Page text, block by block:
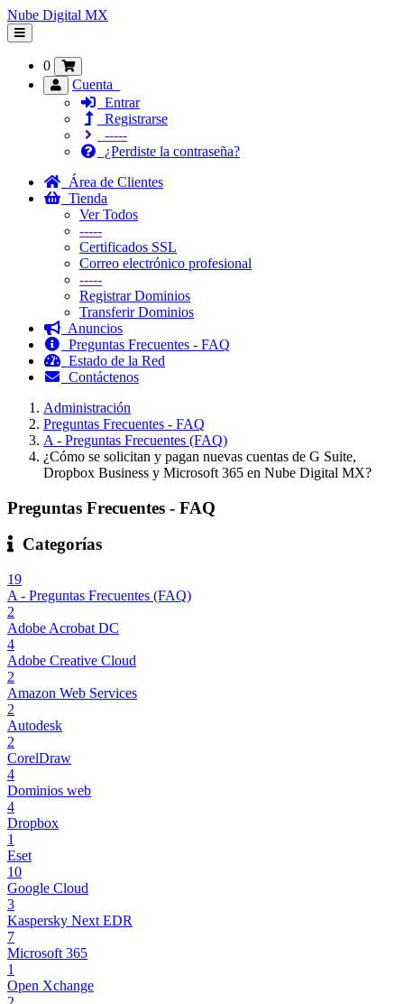
Nube Digital MX
Alternar
Navegación
0
Cuenta
Entrar
Registrarse
-----
¿Perdiste la contraseña?
Área de Clientes
Tienda
Ver Todos
-----
Certificados SSL
Correo electrónico profesional
-----
Registrar Dominios
Transferir Dominios
Anuncios
Preguntas Frecuentes - FAQ
Estado de la Red
Contáctenos
Administración
Preguntas Frecuentes - FAQ
A - Preguntas Frecuentes (FAQ)
¿Cómo se solicitan y pagan nuevas cuentas de G Suite,
Dropbox Business y Microsoft 365 en Nube Digital MX?
Preguntas Frecuentes - FAQ
Categorías
19
A - Preguntas Frecuentes (FAQ)
2
Adobe Acrobat DC
4
Adobe Creative Cloud
2
Amazon Web Services
2
Autodesk
2
CorelDraw
4
Dominios web
4
Dropbox
1
Eset
10
Google Cloud
3
Kaspersky Next EDR
7
Microsoft 365
1
Open Xchange